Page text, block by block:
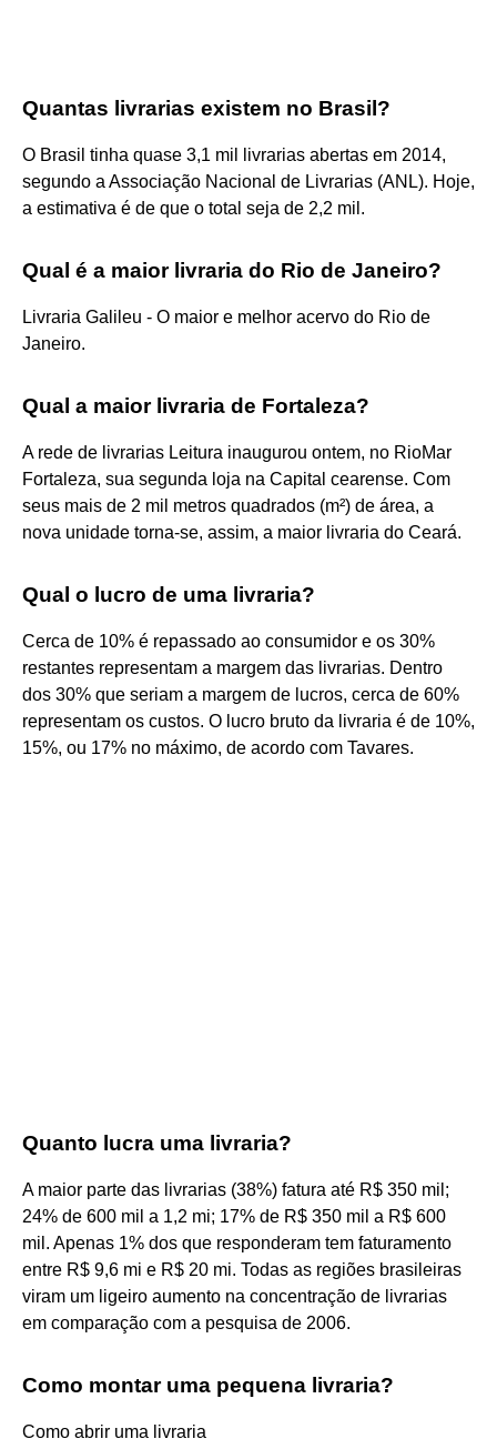
Quantas livrarias existem no Brasil?
O Brasil tinha quase 3,1 mil livrarias abertas em 2014,
segundo a Associação Nacional de Livrarias (ANL). Hoje,
a estimativa é de que o total seja de 2,2 mil.
Qual é a maior livraria do Rio de Janeiro?
Livraria Galileu - O maior e melhor acervo do Rio de
Janeiro.
Qual a maior livraria de Fortaleza?
A rede de livrarias Leitura inaugurou ontem, no RioMar
Fortaleza, sua segunda loja na Capital cearense. Com
seus mais de 2 mil metros quadrados (m²) de área, a
nova unidade torna-se, assim, a maior livraria do Ceará.
Qual o lucro de uma livraria?
Cerca de 10% é repassado ao consumidor e os 30%
restantes representam a margem das livrarias. Dentro
dos 30% que seriam a margem de lucros, cerca de 60%
representam os custos. O lucro bruto da livraria é de 10%,
15%, ou 17% no máximo, de acordo com Tavares.
Quanto lucra uma livraria?
A maior parte das livrarias (38%) fatura até R$ 350 mil;
24% de 600 mil a 1,2 mi; 17% de R$ 350 mil a R$ 600
mil. Apenas 1% dos que responderam tem faturamento
entre R$ 9,6 mi e R$ 20 mi. Todas as regiões brasileiras
viram um ligeiro aumento na concentração de livrarias
em comparação com a pesquisa de 2006.
Como montar uma pequena livraria?
Como abrir uma livraria